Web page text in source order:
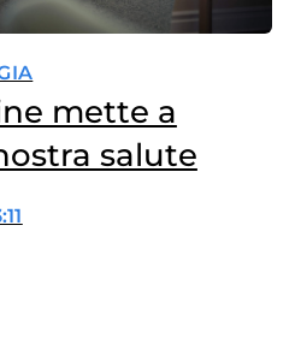
mette a
salute